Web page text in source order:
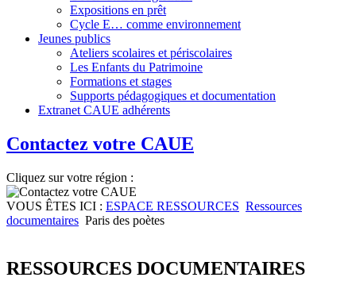
Expositions en prêt
Cycle E… comme environnement
Jeunes publics
Ateliers scolaires et périscolaires
Les Enfants du Patrimoine
Formations et stages
Supports pédagogiques et documentation
Extranet CAUE adhérents
Contactez votre CAUE
Cliquez sur votre région :
VOUS ÊTES ICI : ESPACE RESSOURCES Ressources
documentaires Paris des poètes
RESSOURCES DOCUMENTAIRES